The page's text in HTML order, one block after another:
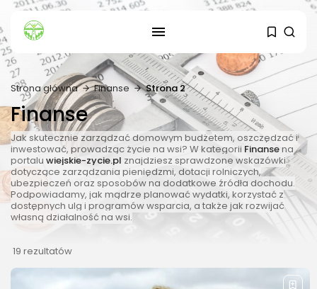
SZUKAJ
OSTATNIE ARTYKUŁY
Dom i Ogród
Kiedy sadzić sadzonki ogórków?
3 SIERPNIA, 2026
24 LIPCA, 2026
Strona główna Finanse Strona 2
Finanse
Jak skutecznie zarządzać domowym budżetem, oszczędzać i
inwestować, prowadząc życie na wsi? W kategorii Finansena
portalu wiejskie-zycie.pl znajdziesz sprawdzone wskazówki
dotyczące zarządzania pieniędzmi, dotacji rolniczych,
ubezpieczeń oraz sposobów na dodatkowe źródła dochodu.
Podpowiadamy, jak mądrze planować wydatki, korzystać z
dostępnych ulg i programów wsparcia, a także jak rozwijać
własną działalność na wsi.
19 rezultatów